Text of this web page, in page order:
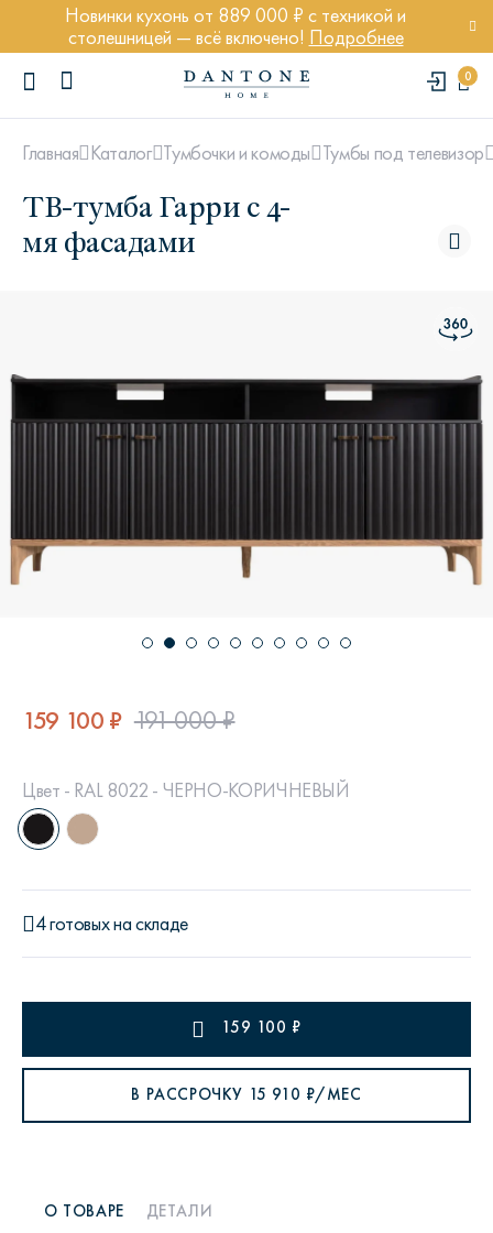
Новинки кухонь от 889 000 ₽ с техникой и
столешницей — всё включено! Подробнее
0
Кровать Ньюбери
Стул Престон
Главная Каталог Тумбочки и комоды Тумбы под телевизор
ТВ-тумба Гарри с 4-
мя фасадами
159 100 ₽ 191 000 ₽
Цвет - RAL 8022 - ЧЕРНО-КОРИЧНЕВЫЙ
4 готовых на складе
159 100 ₽
В РАССРОЧКУ 15 910 ₽/МЕС
О ТОВАРЕ ДЕТАЛИ